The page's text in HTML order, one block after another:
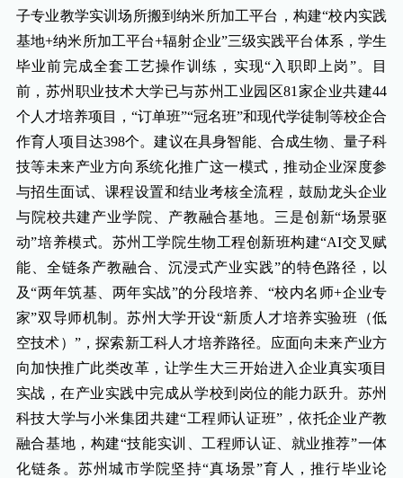
子专业教学实训场所搬到纳米所加工平台，构建“校内实践
基地+纳米所加工平台+辐射企业”三级实践平台体系，学生
毕业前完成全套工艺操作训练，实现“入职即上岗”。目
前，苏州职业技术大学已与苏州工业园区81家企业共建44
个人才培养项目，“订单班”“冠名班”和现代学徒制等校企合
作育人项目达398个。建议在具身智能、合成生物、量子科
技等未来产业方向系统化推广这一模式，推动企业深度参
与招生面试、课程设置和结业考核全流程，鼓励龙头企业
与院校共建产业学院、产教融合基地。三是创新“场景驱
动”培养模式。苏州工学院生物工程创新班构建“AI交叉赋
能、全链条产教融合、沉浸式产业实践”的特色路径，以
及“两年筑基、两年实战”的分段培养、“校内名师+企业专
家”双导师机制。苏州大学开设“新质人才培养实验班（低
空技术）”，探索新工科人才培养路径。应面向未来产业方
向加快推广此类改革，让学生大三开始进入企业真实项目
实战，在产业实践中完成从学校到岗位的能力跃升。苏州
科技大学与小米集团共建“工程师认证班”，依托企业产教
融合基地，构建“技能实训、工程师认证、就业推荐”一体
化链条。苏州城市学院坚持“真场景”育人，推行毕业论